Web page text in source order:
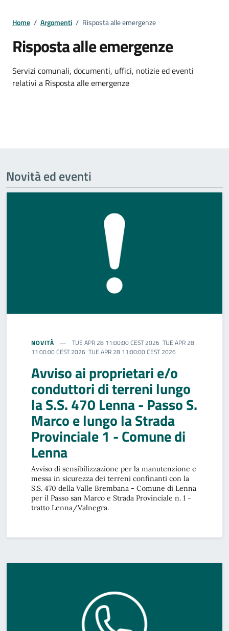
Home / Argomenti / Risposta alle emergenze
Risposta alle emergenze
Dettagli della notizia
Servizi comunali, documenti, uffici, notizie ed eventi
relativi a Risposta alle emergenze
Novità ed eventi
NOVITÀ
TUE APR 28 11:00:00 CEST 2026 TUE APR 28
11:00:00 CEST 2026 TUE APR 28 11:00:00 CEST 2026
Avviso ai proprietari e/o
conduttori di terreni lungo
la S.S. 470 Lenna - Passo S.
Marco e lungo la Strada
Provinciale 1 - Comune di
Lenna
Avviso di sensibilizzazione per la manutenzione e
messa in sicurezza dei terreni confinanti con la
S.S. 470 della Valle Brembana - Comune di Lenna
per il Passo san Marco e Strada Provinciale n. 1 -
tratto Lenna/Valnegra.